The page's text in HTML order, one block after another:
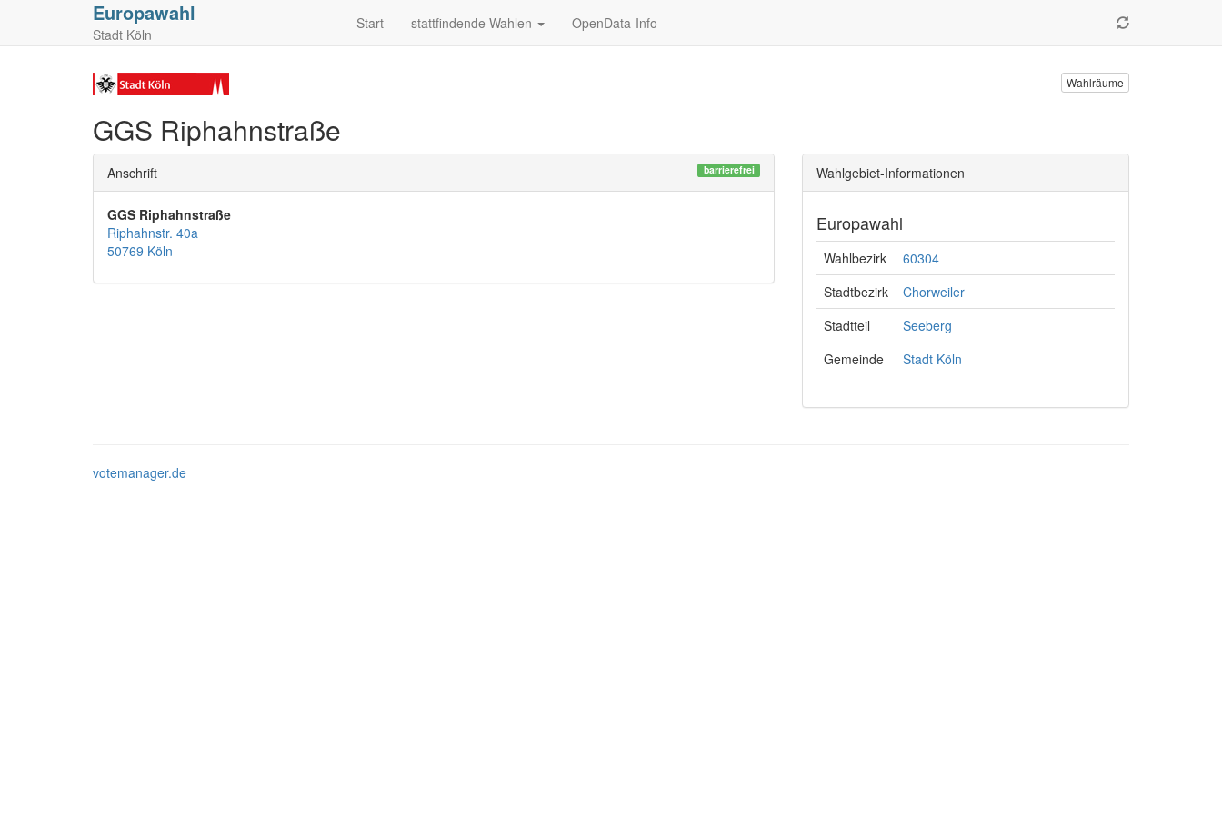
Europawahl
Stadt Köln
Start stattfindende Wahlen OpenData-Info
Wahlräume
GGS Riphahnstraße
Anschrift barrierefrei
GGS Riphahnstraße
Riphahnstr. 40a
50769 Köln
Wahlgebiet-Informationen
Europawahl
Wahlbezirk
60304
Stadtbezirk
Chorweiler
Stadtteil
Seeberg
Gemeinde
Stadt Köln
votemanager.de